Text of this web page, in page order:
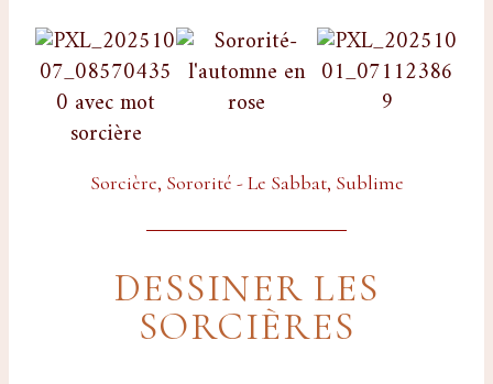
Sorcière, Sororité - Le Sabbat, Sublime
DESSINER LES
SORCIÈRES